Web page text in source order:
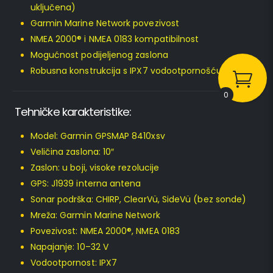
uključena)
Garmin Marine Network povezivost
NMEA 2000® i NMEA 0183 kompatibilnost
Mogućnost podijeljenog zaslona
Robusna konstrukcija s IPX7 vodootpornošću
Tehničke karakteristike:
Model: Garmin GPSMAP 8410xsv
Veličina zaslona: 10″
Zaslon: u boji, visoke rezolucije
GPS: J1939 interna antena
Sonar podrška: CHIRP, ClearVü, SideVü (bez sonde)
Mreža: Garmin Marine Network
Povezivost: NMEA 2000®, NMEA 0183
Napajanje: 10–32 V
Vodootpornost: IPX7
0